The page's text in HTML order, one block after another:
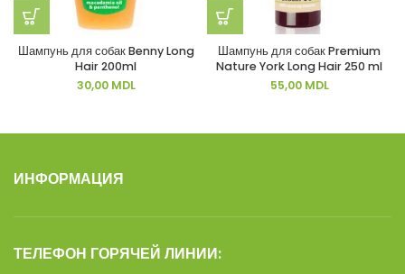
Шампунь для собак Benny Long
Hair 200ml
30,00 MDL
Шампунь для собак Premium
Nature York Long Hair 250 ml
55,00 MDL
ИНФОРМАЦИЯ
ТЕЛЕФОН ГОРЯЧЕЙ ЛИНИИ: